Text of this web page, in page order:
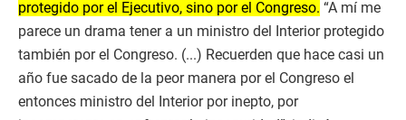
protegido por el Ejecutivo, sino por el Congreso. “A mí me
parece un drama tener a un ministro del Interior protegido
también por el Congreso. (...) Recuerden que hace casi un
año fue sacado de la peor manera por el Congreso el
entonces ministro del Interior por inepto, por